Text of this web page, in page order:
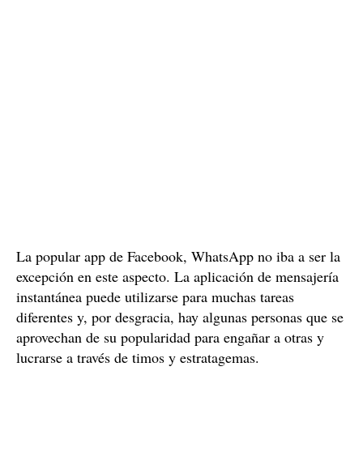
La popular app de Facebook, WhatsApp no iba a ser la
excepción en este aspecto. La aplicación de mensajería
instantánea puede utilizarse para muchas tareas
diferentes y, por desgracia, hay algunas personas que se
aprovechan de su popularidad para engañar a otras y
lucrarse a través de timos y estratagemas.